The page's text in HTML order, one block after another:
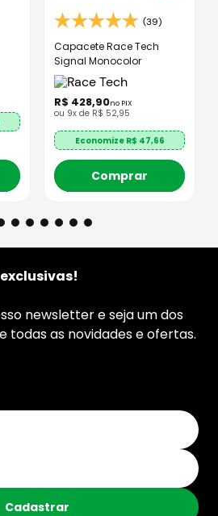
(39)
Capacete Race Tech
Signal Monocolor
R$ 428,90no PIX
ou 9x de R$ 52,95
Economize R$ 47,66
Comprar
newsletter e seja um dos
todas as novidades e ofertas.
Cadastrar